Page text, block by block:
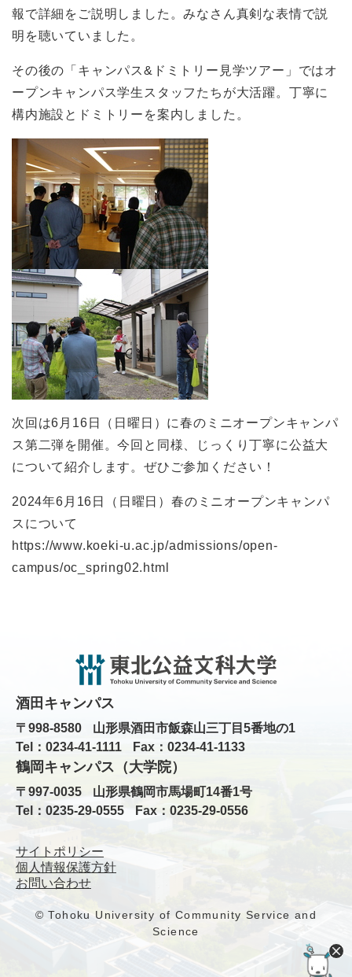
報で詳細をご説明しました。みなさん真剣な表情で説
明を聴いていました。
その後の「キャンパス&ドミトリー見学ツアー」ではオ
ープンキャンパス学生スタッフたちが大活躍。丁寧に
構内施設とドミトリーを案内しました。
次回は6月16日（日曜日）に春のミニオープンキャンパ
ス第二弾を開催。今回と同様、じっくり丁寧に公益大
について紹介します。ぜひご参加ください！
2024年6月16日（日曜日）春のミニオープンキャンパ
スについて
https://www.koeki-u.ac.jp/admissions/open-
campus/oc_spring02.html
酒田キャンパス
〒998-8580
山形県酒田市飯森山三丁目5番地の1
Tel：0234-41-1111
Fax：0234-41-1133
鶴岡キャンパス（大学院）
〒997-0035
山形県鶴岡市馬場町14番1号
Tel：0235-29-0555
Fax：0235-29-0556
サイトポリシー
個人情報保護方針
お問い合わせ
© Tohoku University of Community Service and
Science